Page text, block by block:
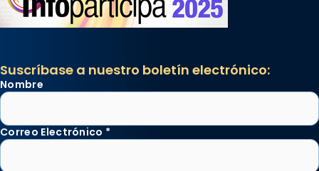
Suscríbase a nuestro boletín electrónico:
Nombre
Correo Electrónico *